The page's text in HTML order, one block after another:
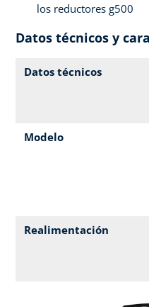
los reductores g500
Datos técnicos y
Datos técnicos
Modelo
Realimentación